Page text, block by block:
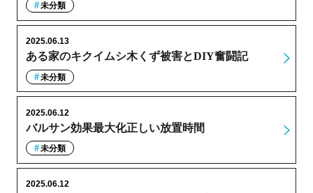
未分類
ある家のキクイムシ木くず被害とDIY奮闘記
2025.06.13
未分類
バルサン効果最大化正しい放置時間
2025.06.12
未分類
2025.06.12